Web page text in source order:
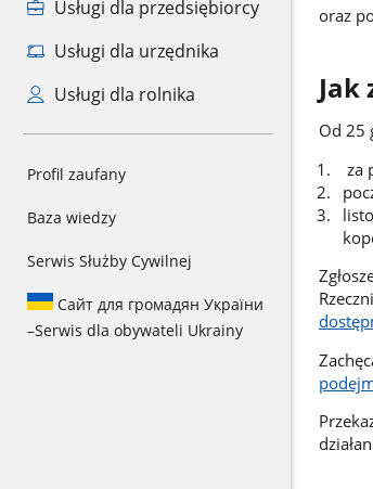
Usługi dla przedsiębiorcy
Usługi dla urzędnika
Usługi dla rolnika
Profil zaufany
Baza wiedzy
Serwis Służby Cywilnej
Сайт для громадян України
–Serwis dla obywateli Ukrainy
oraz
Jak
Od 25
za